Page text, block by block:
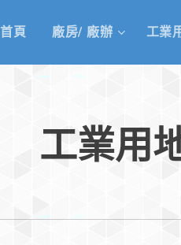
首頁 廠房/ 廠辦 工業
工業用